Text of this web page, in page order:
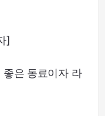
]
좋은 동료이자 라